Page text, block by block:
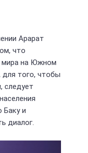
Арарат
что
мира на Южном
того, чтобы
следует
Баку и
диалог.